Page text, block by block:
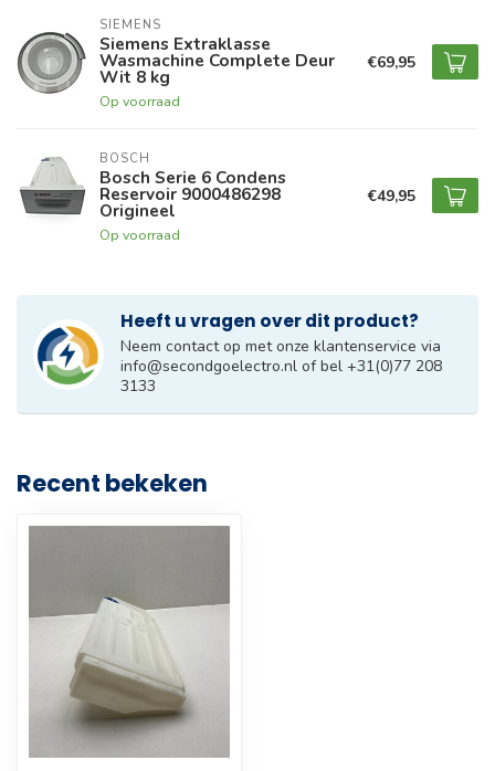
SIEMENS
Siemens Extraklasse
Wasmachine Complete Deur
Wit 8 kg
Op voorraad
€69,95
BOSCH
Bosch Serie 6 Condens
Reservoir 9000486298
Origineel
Op voorraad
€49,95
Heeft u vragen over dit product?
Neem contact op met onze klantenservice via
info@secondgoelectro.nl of bel +31(0)77 208
3133
Recent bekeken